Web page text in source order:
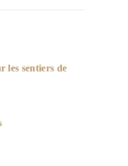
les sentiers de